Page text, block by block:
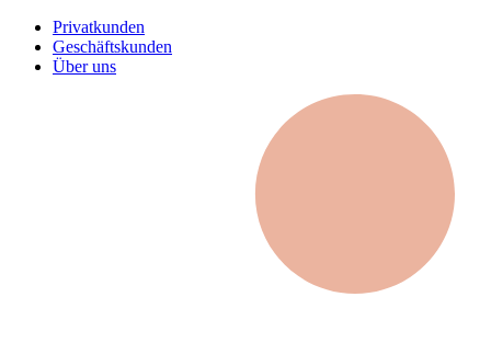
Privatkunden
Geschäftskunden
Über uns